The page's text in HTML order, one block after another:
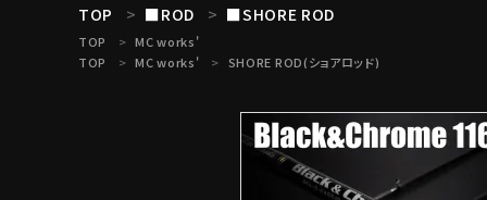
search
Mc works
BWH ORIGINAL ITEM
TOP ■ROD ■SHORE ROD
TOP
MC works'
TOP
MC works' SHORE ROD(ショアロッド)